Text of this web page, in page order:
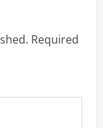
Required